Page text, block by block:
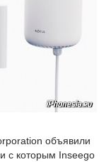
объявили
с которым Inseego